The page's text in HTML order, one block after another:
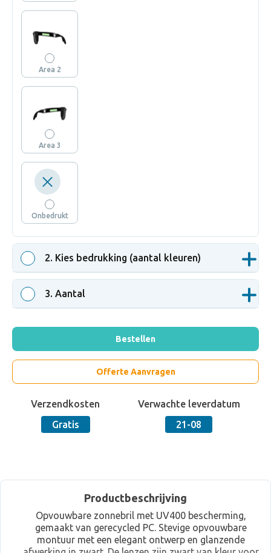
Area 2
Area 3
Onbedrukt
2. Kies bedrukking (aantal kleuren)
3. Aantal
Bestellen
Offerte Aanvragen
Verzendkosten
Gratis
Verwachte leverdatum
21-08
Productbeschrijving
Opvouwbare zonnebril met UV400 bescherming,
gemaakt van gerecycled PC. Stevige opvouwbare
montuur met een elegant ontwerp en glanzende